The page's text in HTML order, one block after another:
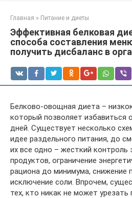
Главная » Питание и диеты
Эффективная белковая
способа составления
получить дисбаланс в
Белково-овощная диета –
который позволяет избавиться
дней. Существует несколько
идее раздельного питания, до
их все одно – жесткий контроль
продуктов, ограничение
рациона до минимума, снижение
исключение соли. Впрочем,
тех, кто никак не может урезать